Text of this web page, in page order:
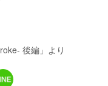
後編」より